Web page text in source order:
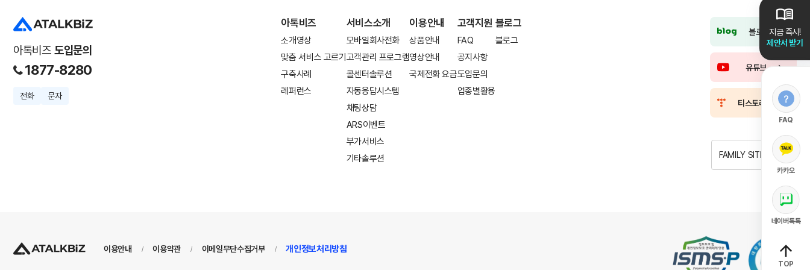
지금 즉시!
제안서 받기
FAQ
카카오
네이버톡톡
TOP
아톡비즈 도입문의
1877-8280
전화 문자
아톡비즈
소개영상
맞춤 서비스 고르기
구축사례
레퍼런스
서비스소개
모바일회사전화
고객관리 프로그램
콜센터솔루션
자동응답시스템
채팅상담
ARS이벤트
부가서비스
기타솔루션
이용안내
상품안내
영상안내
국제전화 요금
고객지원
FAQ
공지사항
도입문의
업종별활용
블로그
블로그
블로그
유튜브
티스토리
FAMILY SITE
이용안내 / 이용약관 / 이메일무단수집거부 / 개인정보처리방침